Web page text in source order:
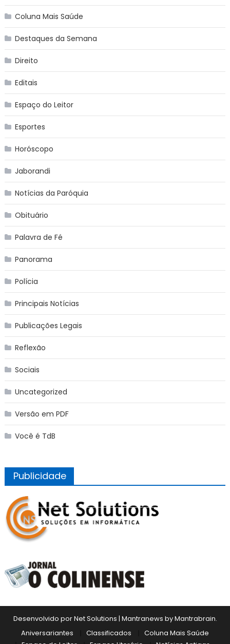
Coluna Mais Saúde
Destaques da Semana
Direito
Editais
Espaço do Leitor
Esportes
Horóscopo
Jaborandi
Notícias da Paróquia
Obituário
Palavra de Fé
Panorama
Polícia
Principais Notícias
Publicações Legais
Reflexão
Sociais
Uncategorized
Versão em PDF
Você é TdB
Publicidade
Desenvolvido por Net Solutions | Mantranews byMantrabrain.
Aniversariantes
Classificados
Coluna Mais Saúde